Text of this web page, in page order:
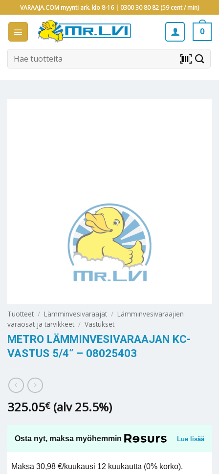
to
content
VARAAJA.COM myynti ark. klo 8-16 | 0300 30 80 82 (59 cent / min)
0
Etsi: barcode_scanner
Tuotteet / Lämminvesivaraajat / Lämminvesivaraajien
varaosat ja tarvikkeet / Vastukset
METRO LÄMMINVESIVARAAJAN KC-
VASTUS 5/4” – 08025403
325.05€ (alv 25.5%)
Osta nyt, maksa myöhemmin Lue lisää
Maksa 30,98 €/kuukausi 12 kuukautta (0% korko).